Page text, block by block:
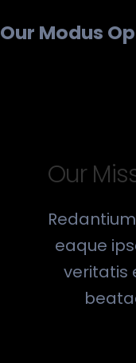
Our Modus
Our
eaque
veritatis